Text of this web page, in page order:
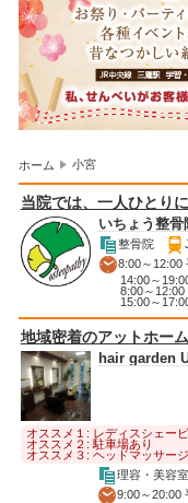
ホーム 小宮
当院では、一人ひとり
いちょう整骨
整骨院
8:00～12:00
14:00～
8:00～12:00
15:00～
地域密着のアットホー
hair garden
オススメ１: レディスシェー
オススメ２: 駐車場あり
オススメ３: ヘッドマッサージ
理容・美容室
9:00～20:00